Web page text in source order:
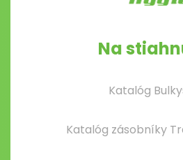
Na
Katalóg
Katalóg zásobníky